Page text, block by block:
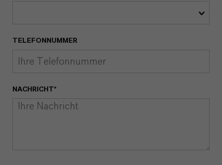
TELEFONNUMMER
NACHRICHT*